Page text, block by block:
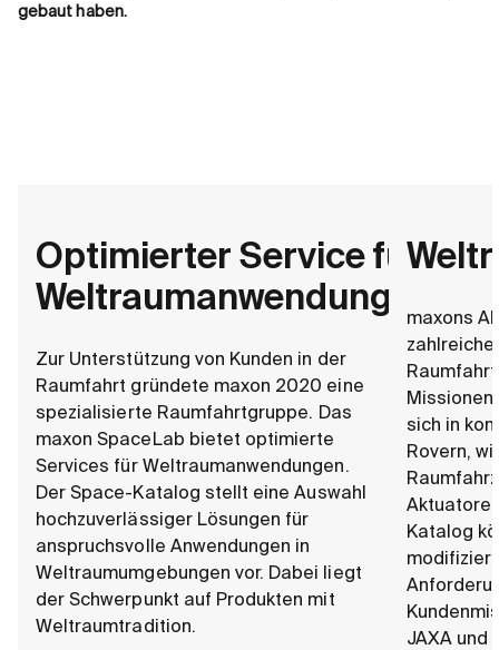
gebaut haben.
Optimierter Service für
Weltraumanwendungen.
Zur Unterstützung von Kunden in der
Raumfahrt gründete maxon 2020 eine
spezialisierte Raumfahrtgruppe. Das
maxon SpaceLab bietet optimierte
Services für Weltraumanwendungen.
Der Space-Katalog stellt eine Auswahl
hochzuverlässiger Lösungen für
anspruchsvolle Anwendungen in
Weltraumumgebungen vor. Dabei liegt
der Schwerpunkt auf Produkten mit
Weltraumtradition.
maxons
sich in
Rovern,
Katalog
JAXA und